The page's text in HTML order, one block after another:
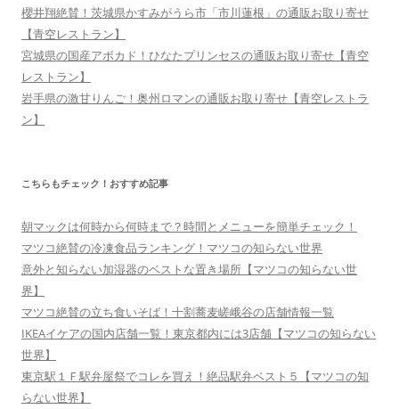
櫻井翔絶賛！茨城県かすみがうら市「市川蓮根」の通販お取り寄せ
【青空レストラン】
宮城県の国産アボカド！ひなたプリンセスの通販お取り寄せ【青空
レストラン】
岩手県の激甘りんご！奥州ロマンの通販お取り寄せ【青空レストラ
ン】
こちらもチェック！おすすめ記事
朝マックは何時から何時まで？時間とメニューを簡単チェック！
マツコ絶賛の冷凍食品ランキング！マツコの知らない世界
意外と知らない加湿器のベストな置き場所【マツコの知らない世
界】
マツコ絶賛の立ち食いそば！十割蕎麦嵯峨谷の店舗情報一覧
IKEAイケアの国内店舗一覧！東京都内には3店舗【マツコの知らない
世界】
東京駅１Ｆ駅弁屋祭でコレを買え！絶品駅弁ベスト５【マツコの知
らない世界】